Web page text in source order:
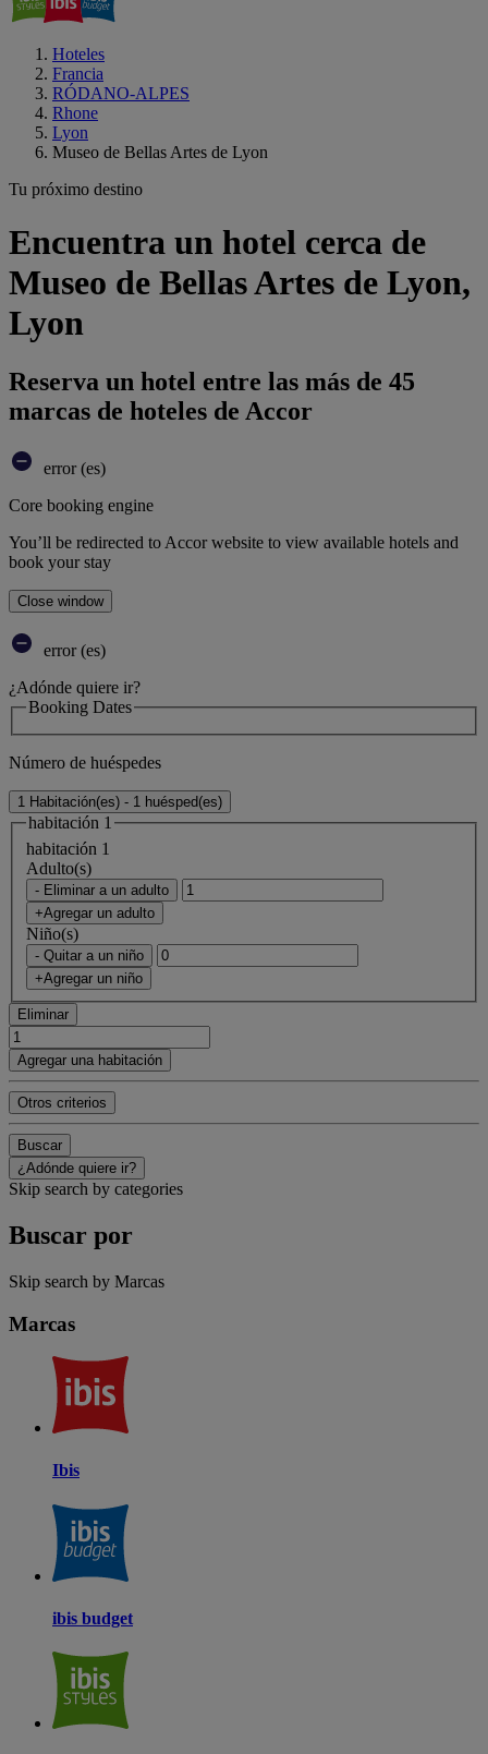
Hoteles
Francia
RÓDANO-ALPES
Rhone
Lyon
Museo de Bellas Artes de Lyon
Tu próximo destino
Encuentra un hotel cerca de
Museo de Bellas Artes de Lyon,
Lyon
Reserva un hotel entre las más de 45
marcas de hoteles de Accor
error (es)
Core booking engine
You’ll be redirected to Accor website to view available hotels and
book your stay
Close window
error (es)
¿Adónde quiere ir?
Booking Dates
Número de huéspedes
1 Habitación(es) - 1 huésped(es)
habitación 1
habitación 1
Adulto(s)
- Eliminar a un adulto
+Agregar un adulto
Niño(s)
- Quitar a un niño
+Agregar un niño
Eliminar
Agregar una habitación
Otros criterios
Buscar
¿Adónde quiere ir?
Skip search by categories
Buscar por
Skip search by Marcas
Marcas
Ibis
ibis budget